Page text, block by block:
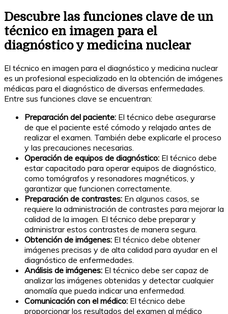
Descubre las funciones clave de un
técnico en imagen para el
diagnóstico y medicina nuclear
El técnico en imagen para el diagnóstico y medicina nuclear
es un profesional especializado en la obtención de imágenes
médicas para el diagnóstico de diversas enfermedades.
Entre sus funciones clave se encuentran:
Preparación del paciente: El técnico debe asegurarse
de que el paciente esté cómodo y relajado antes de
realizar el examen. También debe explicarle el proceso
y las precauciones necesarias.
Operación de equipos de diagnóstico: El técnico debe
estar capacitado para operar equipos de diagnóstico,
como tomógrafos y resonadores magnéticos, y
garantizar que funcionen correctamente.
Preparación de contrastes: En algunos casos, se
requiere la administración de contrastes para mejorar la
calidad de la imagen. El técnico debe preparar y
administrar estos contrastes de manera segura.
Obtención de imágenes: El técnico debe obtener
imágenes precisas y de alta calidad para ayudar en el
diagnóstico de enfermedades.
Análisis de imágenes: El técnico debe ser capaz de
analizar las imágenes obtenidas y detectar cualquier
anomalía que pueda indicar una enfermedad.
Comunicación con el médico: El técnico debe
proporcionar los resultados del examen al médico